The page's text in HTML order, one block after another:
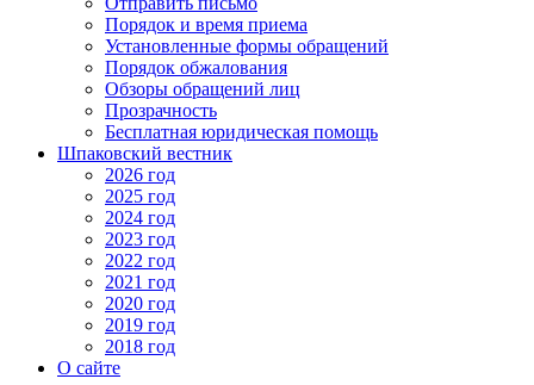
Порядок и время приема
Установленные формы обращений
Порядок обжалования
Обзоры обращений лиц
Прозрачность
Бесплатная юридическая помощь
Шпаковский вестник
2026 год
2025 год
2024 год
2023 год
2022 год
2021 год
2020 год
2019 год
2018 год
О сайте